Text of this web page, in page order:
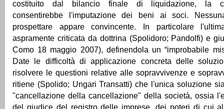
costituito dal bilancio finale di liquidazione, la
consentirebbe l'imputazione dei beni ai soci.
prospettare appare convincente. In particolare
aspramente criticata da dottrina (Spolidoro; Pandolfi) e
Como 18 maggio 2007), definendola un “improbabile
Date le difficoltà di applicazione concreta delle
risolvere le questioni relative alle sopravvivenze e
ritiene (Spolido; Ungari Transatti) che l'unica soluzione
"cancellazione della cancellazione" della società, ossia
del giudice del registro delle imprese, dei poteri di cui